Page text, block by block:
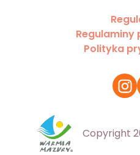
Regulaminy
Polityka
Copyright